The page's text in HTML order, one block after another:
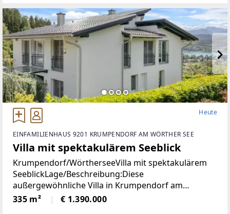
Heute
EINFAMILIENHAUS 9201 KRUMPENDORF AM WÖRTHER SEE
Villa mit spektakulärem Seeblick
Krumpendorf/WörtherseeVilla mit spektakulärem
SeeblickLage/Beschreibung:Diese
außergewöhnliche Villa in Krumpendorf am
Wörthersee vereint großzügiges Wohnen, exklusive
Ausstattung und eine unvergleichliche Aussicht in
335 m² € 1.390.000